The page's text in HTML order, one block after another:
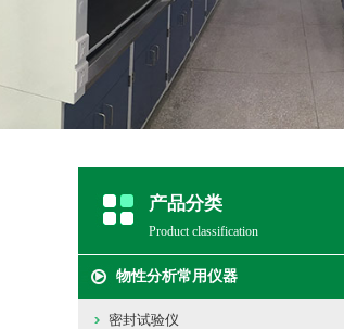
产品分类
Product classification
物性分析常用仪器
密封试验仪